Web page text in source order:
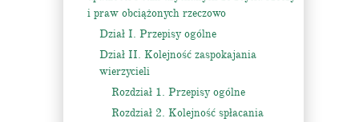
i praw obciążonych rzeczowo
Dział I. Przepisy ogólne
Dział II. Kolejność zaspokajania
wierzycieli
Rozdział 1. Przepisy ogólne
Rozdział 2. Kolejność spłacania